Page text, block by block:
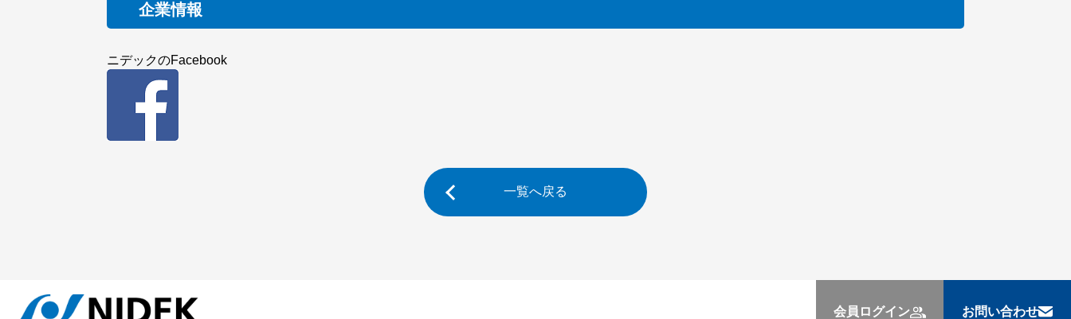
企業情報
ニデックのFacebook
一覧へ戻る
会員ログイン お問い合わせ